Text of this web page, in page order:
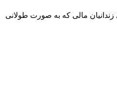
در اجرای منویات مقام معظم رهبری و دستورات اکید ریاست قوه قضائیه و تلاش همکاران قضائی و کمک خیرین خیراندیش شاهد کاهش ۴۰۰ نفری زندانیان مالی که به صورت طولانی